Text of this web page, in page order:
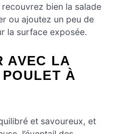
recouvrez bien la salade
ou ajoutez un peu de
la surface exposée.
AVEC LA
À
et savoureux, et